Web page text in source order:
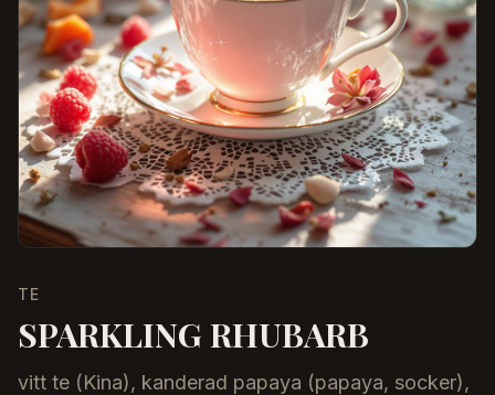
TE
SPARKLING RHUBARB
vitt te (Kina), kanderad papaya (papaya, socker),